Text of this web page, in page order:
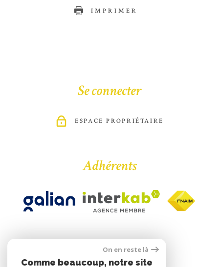
IMPRIMER
Se connecter
ESPACE PROPRIÉTAIRE
Adhérents
On en reste là
Comme beaucoup, notre site